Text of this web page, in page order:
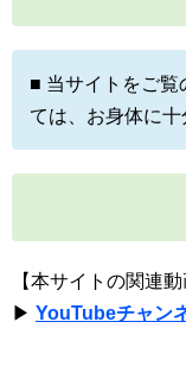
■ 当サイトをご覧
ては、お身体に十
【本サイトの関連動
▶ YouTubeチャン